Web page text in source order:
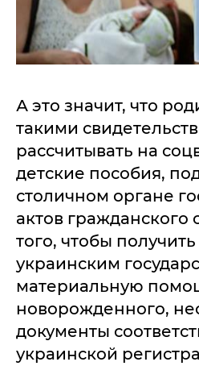
А это значит, что
такими
рассчитывать на
детские пособия,
столичном органе
актов гражданского
того, чтобы
украинским
материальную
новорожденного,
документы
украинской